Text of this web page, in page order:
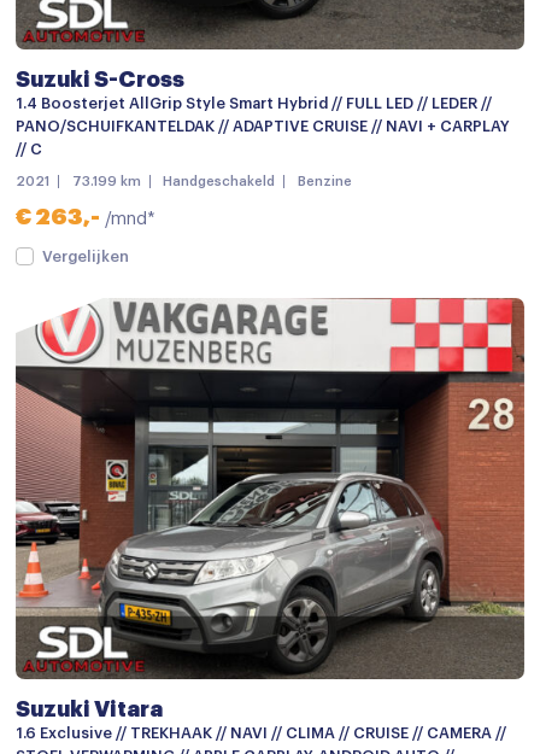
Achterbank in delen neerklapbaar
Armsteun
Bagagedek
Bestuurdersstoel in hoogte verstelbaar
Boordcomputer
Climate control
Cruise control
Cruise control adaptief
Elektrisch bedienbare spiegels
Elektrische ramen achter
Elektrische ramen voor
Keyless start
keyless start
Passagiersstoel in hoogte verstelbaar
Regensensor
Suzuki S-Cross
1.4 Boosterjet AllGrip Style Smart Hybrid // FULL LED // LEDER //
PANO/SCHUIFKANTELDAK // ADAPTIVE CRUISE // NAVI + CARPLAY
// C
2021 73.199 km Handgeschakeld Benzine
€ 263,- /mnd*
Vergelijken
Suzuki Vitara
1.6 Exclusive // TREKHAAK // NAVI // CLIMA // CRUISE // CAMERA //